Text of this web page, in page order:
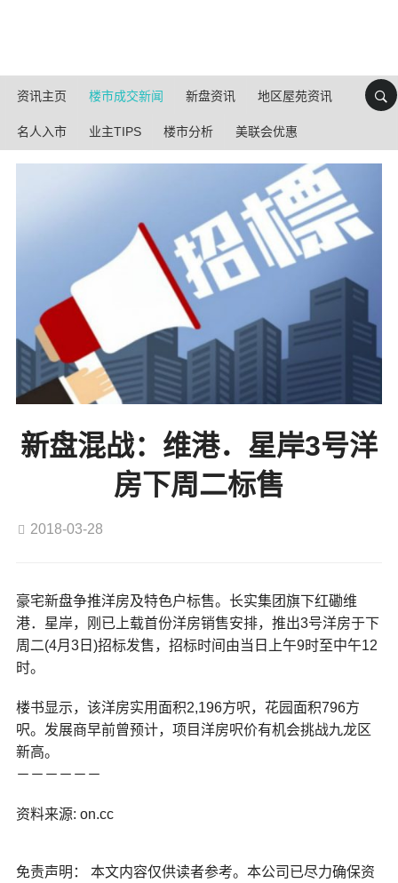
资讯主页 楼市成交新闻 新盘资讯 地区屋苑资讯
名人入市 业主TIPS 楼市分析 美联会优惠
新盘混战：维港．星岸3号洋
房下周二标售
2018-03-28
豪宅新盘争推洋房及特色户标售。长实集团旗下红磡维
港．星岸，刚已上载首份洋房销售安排，推出3号洋房于下
周二(4月3日)招标发售，招标时间由当日上午9时至中午12
时。
楼书显示，该洋房实用面积2,196方呎，花园面积796方
呎。发展商早前曾预计，项目洋房呎价有机会挑战九龙区
新高。
－－－－－－
资料来源: on.cc
免责声明： 本文内容仅供读者参考。本公司已尽力确保资